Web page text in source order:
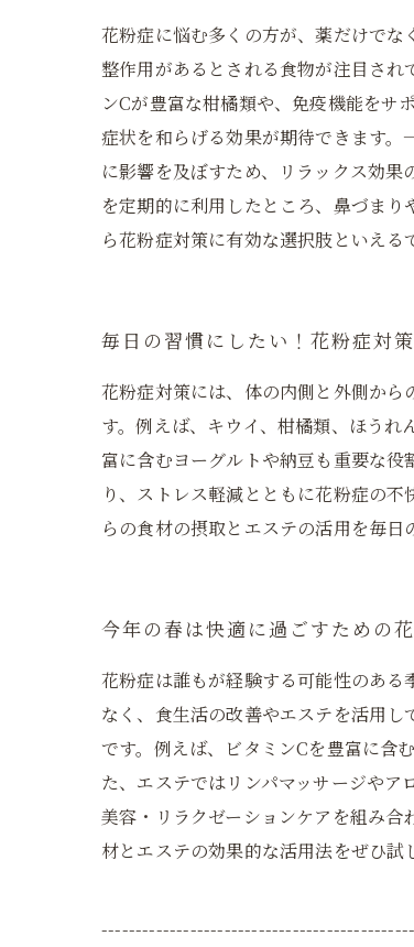
花粉症に悩む多くの方が、薬だけで
整作用があるとされる食物が注目さ
ンCが豊富な柑橘類や、免疫機能をサ
症状を和らげる効果が期待できます
に影響を及ぼすため、リラックス効
を定期的に利用したところ、鼻づま
ら花粉症対策に有効な選択肢といえる
毎日の習慣にしたい！花粉症対
花粉症対策には、体の内側と外側か
す。例えば、キウイ、柑橘類、ほう
富に含むヨーグルトや納豆も重要な
り、ストレス軽減とともに花粉症の
らの食材の摂取とエステの活用を毎
今年の春は快適に過ごすための
花粉症は誰もが経験する可能性のあ
なく、食生活の改善やエステを活用
です。例えば、ビタミンCを豊富に含
た、エステではリンパマッサージや
美容・リラクゼーションケアを組み
材とエステの効果的な活用法をぜひ試